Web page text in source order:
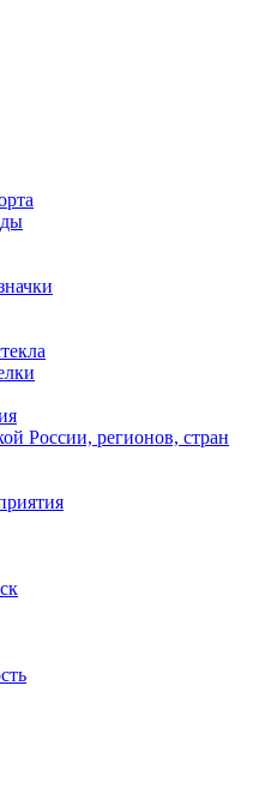
России, регионов, стран